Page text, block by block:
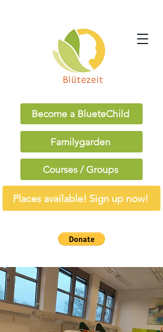
Become a BlueteChild
Familygarden
Courses / Groups
Places available! Sign up now!